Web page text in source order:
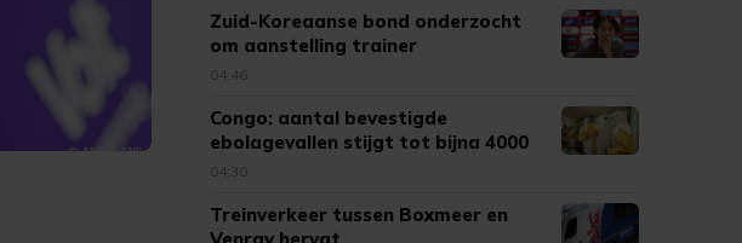
Zuid-Koreaanse bond onderzocht
om aanstelling trainer
04:46
Congo: aantal bevestigde
ebolagevallen stijgt tot bijna 4000
04:30
Treinverkeer tussen Boxmeer en